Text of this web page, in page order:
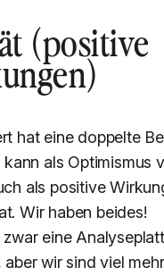
(positive
hat eine doppelte
als Optimismus
als positive
Wir haben beides!
eine
wir sind viel